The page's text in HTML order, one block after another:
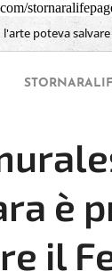
l'arte poteva
è
il